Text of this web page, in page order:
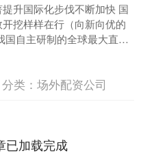
升国际化步伐不断加快 国
挖样样在行（向新向优的
国自主研制的全球最大直径
明号”1月13日正式始发。 从
分类： 场外配资公司
已加载完成